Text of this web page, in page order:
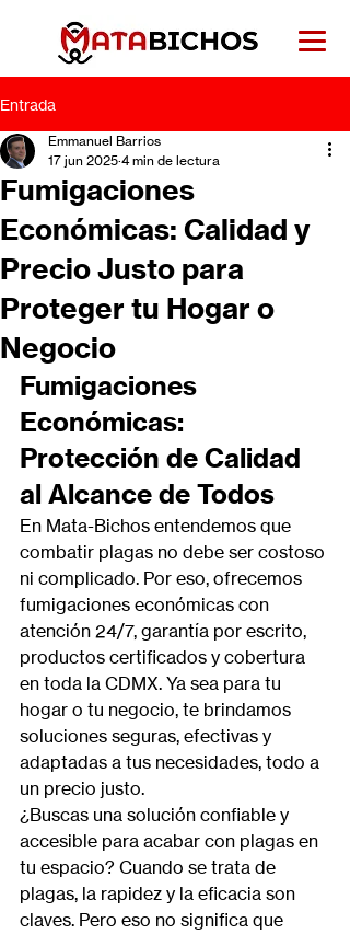
Entrada
Fumigaciones
Económicas: Calidad y
Precio Justo para
Proteger tu Hogar o
Negocio
Emmanuel Barrios
17 jun 2025 4 min de lectura
Fumigaciones
Económicas:
Protección de Calidad
al Alcance de Todos
En Mata-Bichos entendemos que
combatir plagas no debe ser costoso
ni complicado. Por eso, ofrecemos
fumigaciones económicas con
atención 24/7, garantía por escrito,
productos certificados y cobertura
en toda la CDMX. Ya sea para tu
hogar o tu negocio, te brindamos
soluciones seguras, efectivas y
adaptadas a tus necesidades, todo a
un precio justo.
¿Buscas una solución confiable y
accesible para acabar con plagas en
tu espacio? Cuando se trata de
plagas, la rapidez y la eficacia son
claves. Pero eso no significa que